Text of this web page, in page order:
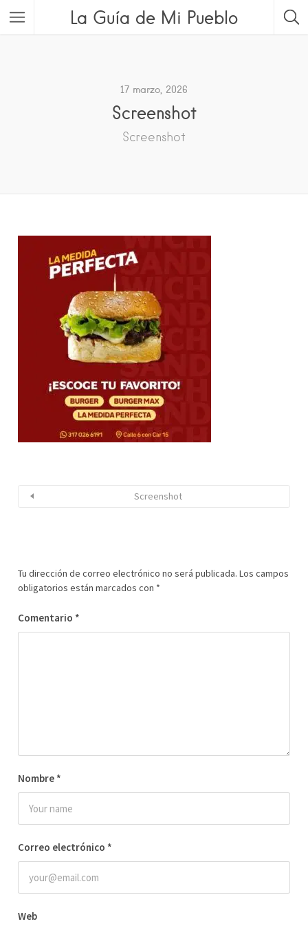
La Guía de Mi Pueblo
17 marzo, 2026
Screenshot
Screenshot
Screenshot
Tu dirección de correo electrónico no será publicada. Los campos
obligatorios están marcados con *
Comentario *
Nombre *
Correo electrónico *
Web